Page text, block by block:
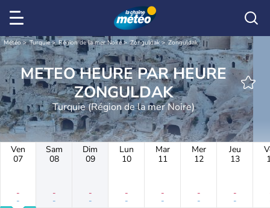
Météo Turquie Région de la mer Noire Zonguldak Zonguldak
METEO HEURE PAR HEURE
ZONGULDAK
Turquie (Région de la mer Noire)
Ven
07
-
-
Sam
08
-
-
Dim
09
-
-
Lun
10
-
-
Mar
11
-
-
Mer
12
-
-
Jeu
13
-
-